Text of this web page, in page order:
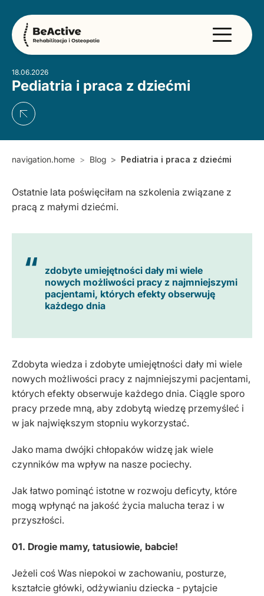
18.06.2026
Pediatria i praca z dziećmi
navigation.home Blog Pediatria i praca z dziećmi
Ostatnie lata poświęciłam na szkolenia związane z
pracą z małymi dziećmi.
zdobyte umiejętności dały mi wiele
nowych możliwości pracy z najmniejszymi
pacjentami, których efekty obserwuję
każdego dnia
Zdobyta wiedza i zdobyte umiejętności dały mi wiele
nowych możliwości pracy z najmniejszymi pacjentami,
których efekty obserwuje każdego dnia. Ciągle sporo
pracy przede mną, aby zdobytą wiedzę przemyśleć i
w jak największym stopniu wykorzystać.
Jako mama dwójki chłopaków widzę jak wiele
czynników ma wpływ na nasze pociechy.
Jak łatwo pominąć istotne w rozwoju deficyty, które
mogą wpłynąć na jakość życia malucha teraz i w
przyszłości.
01. Drogie mamy, tatusiowie, babcie!
Jeżeli coś Was niepokoi w zachowaniu, posturze,
kształcie główki, odżywianiu dziecka - pytajcie